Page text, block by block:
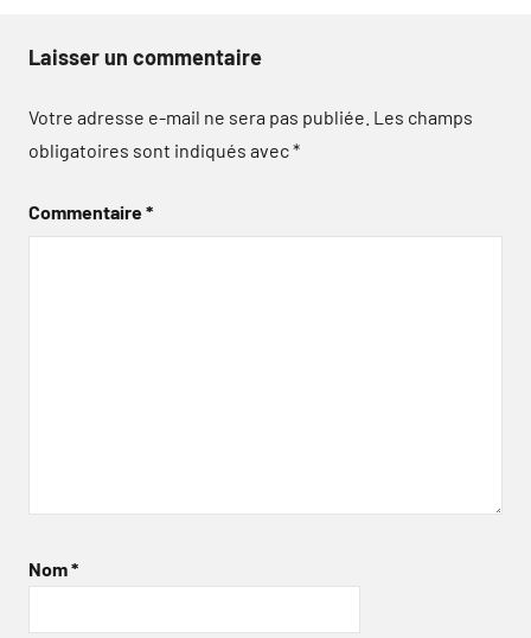
Laisser un commentaire
Votre adresse e-mail ne sera pas publiée. Les champs
obligatoires sont indiqués avec*
Commentaire*
Nom*